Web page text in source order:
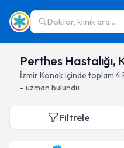
Doktor, klinik ara...
Perthes Hastalığı,
İzmirKonakiçinde toplam 4
- uzman bulundu
Filtrele